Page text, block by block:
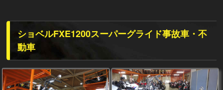
ショベルFXE1200スーパーグライド事故車・不
動車